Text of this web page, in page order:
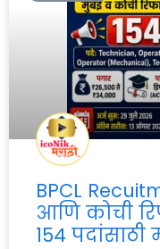
BPCL
आणि कोची
154 पदांसाठी